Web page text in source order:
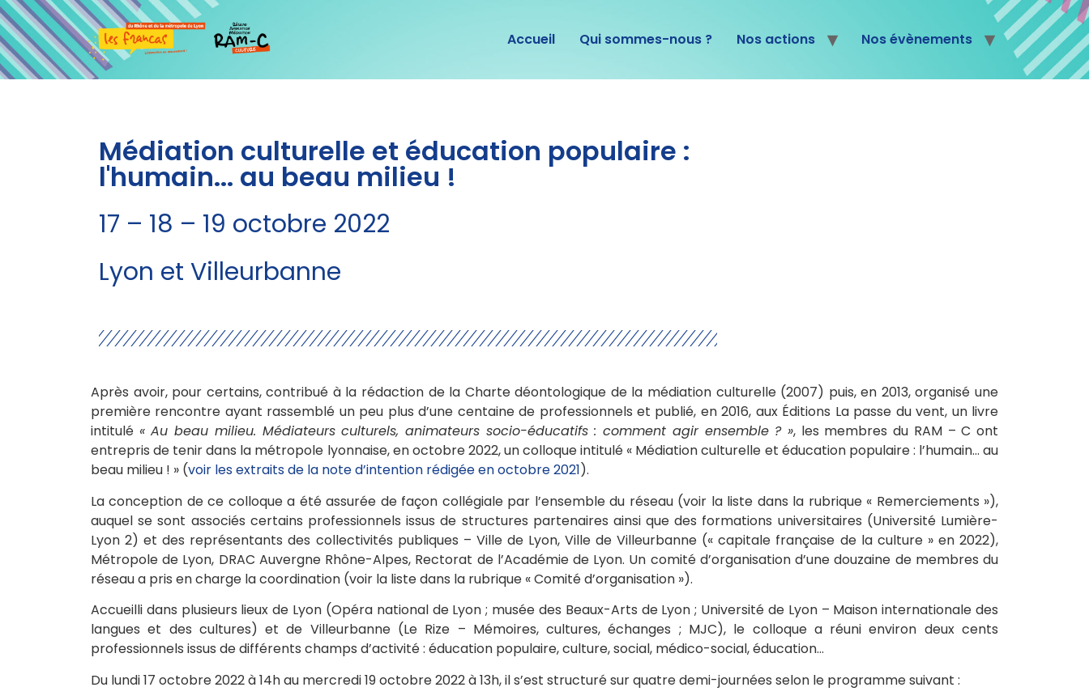
Accueil Qui sommes-nous ? Nos actions Nos évènements
Médiation culturelle et éducation populaire :
l'humain... au beau milieu !
17 – 18 – 19 octobre 2022
Lyon et Villeurbanne
Après avoir, pour certains, contribué à la rédaction de la Charte déontologique de la médiation culturelle (2007) puis, en 2013, organisé une
première rencontre ayant rassemblé un peu plus d’une centaine de professionnels et publié, en 2016, aux Éditions La passe du vent, un livre
intitulé « Au beau milieu. Médiateurs culturels, animateurs socio-éducatifs : comment agir ensemble ? », les membres du RAM – C ont
entrepris de tenir dans la métropole lyonnaise, en octobre 2022, un colloque intitulé « Médiation culturelle et éducation populaire : l’humain… au
beau milieu ! » (voir les extraits de la note d’intention rédigée en octobre 2021).
La conception de ce colloque a été assurée de façon collégiale par l’ensemble du réseau (voir la liste dans la rubrique « Remerciements »),
auquel se sont associés certains professionnels issus de structures partenaires ainsi que des formations universitaires (Université Lumière-
Lyon 2) et des représentants des collectivités publiques – Ville de Lyon, Ville de Villeurbanne (« capitale française de la culture » en 2022),
Métropole de Lyon, DRAC Auvergne Rhône-Alpes, Rectorat de l’Académie de Lyon. Un comité d’organisation d’une douzaine de membres du
réseau a pris en charge la coordination (voir la liste dans la rubrique « Comité d’organisation »).
Accueilli dans plusieurs lieux de Lyon (Opéra national de Lyon ; musée des Beaux-Arts de Lyon ; Université de Lyon – Maison internationale des
langues et des cultures) et de Villeurbanne (Le Rize – Mémoires, cultures, échanges ; MJC), le colloque a réuni environ deux cents
professionnels issus de différents champs d’activité : éducation populaire, culture, social, médico-social, éducation…
Du lundi 17 octobre 2022 à 14h au mercredi 19 octobre 2022 à 13h, il s’est structuré sur quatre demi-journées selon le programme suivant :